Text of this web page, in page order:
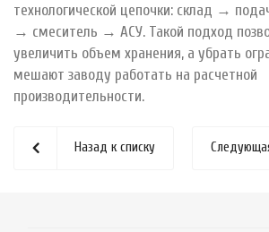
технологической цепочки: склад →
→ смеситель → АСУ. Такой подход
увеличить объем хранения, а убрать
мешают заводу работать на расчетной
производительности.
Назад к списку